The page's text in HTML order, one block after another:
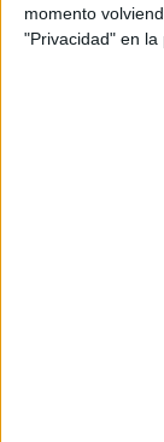
momento
"Privacidad" en la